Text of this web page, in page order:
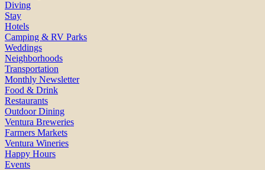
Diving
Stay
Hotels
Camping & RV Parks
Weddings
Neighborhoods
Transportation
Monthly Newsletter
Food & Drink
Restaurants
Outdoor Dining
Ventura Breweries
Farmers Markets
Ventura Wineries
Happy Hours
Events